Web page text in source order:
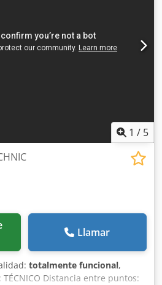
1 / 5
Llamar
totalmente funcional,
Distancia entre puntos: